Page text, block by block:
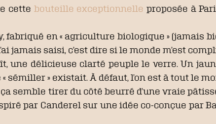
cette bouteille exceptionnelle proposée à
fabriqué en « agriculture biologique » (jamais
jamais saisi, c’est dire si le monde m’est
une délicieuse clarté peuple le verre. Un
sémiller » existait. À défaut, l’on est à tout le
ça semble tirer du côté beurré d’une vraie
par Canderel sur une idée co-conçue par